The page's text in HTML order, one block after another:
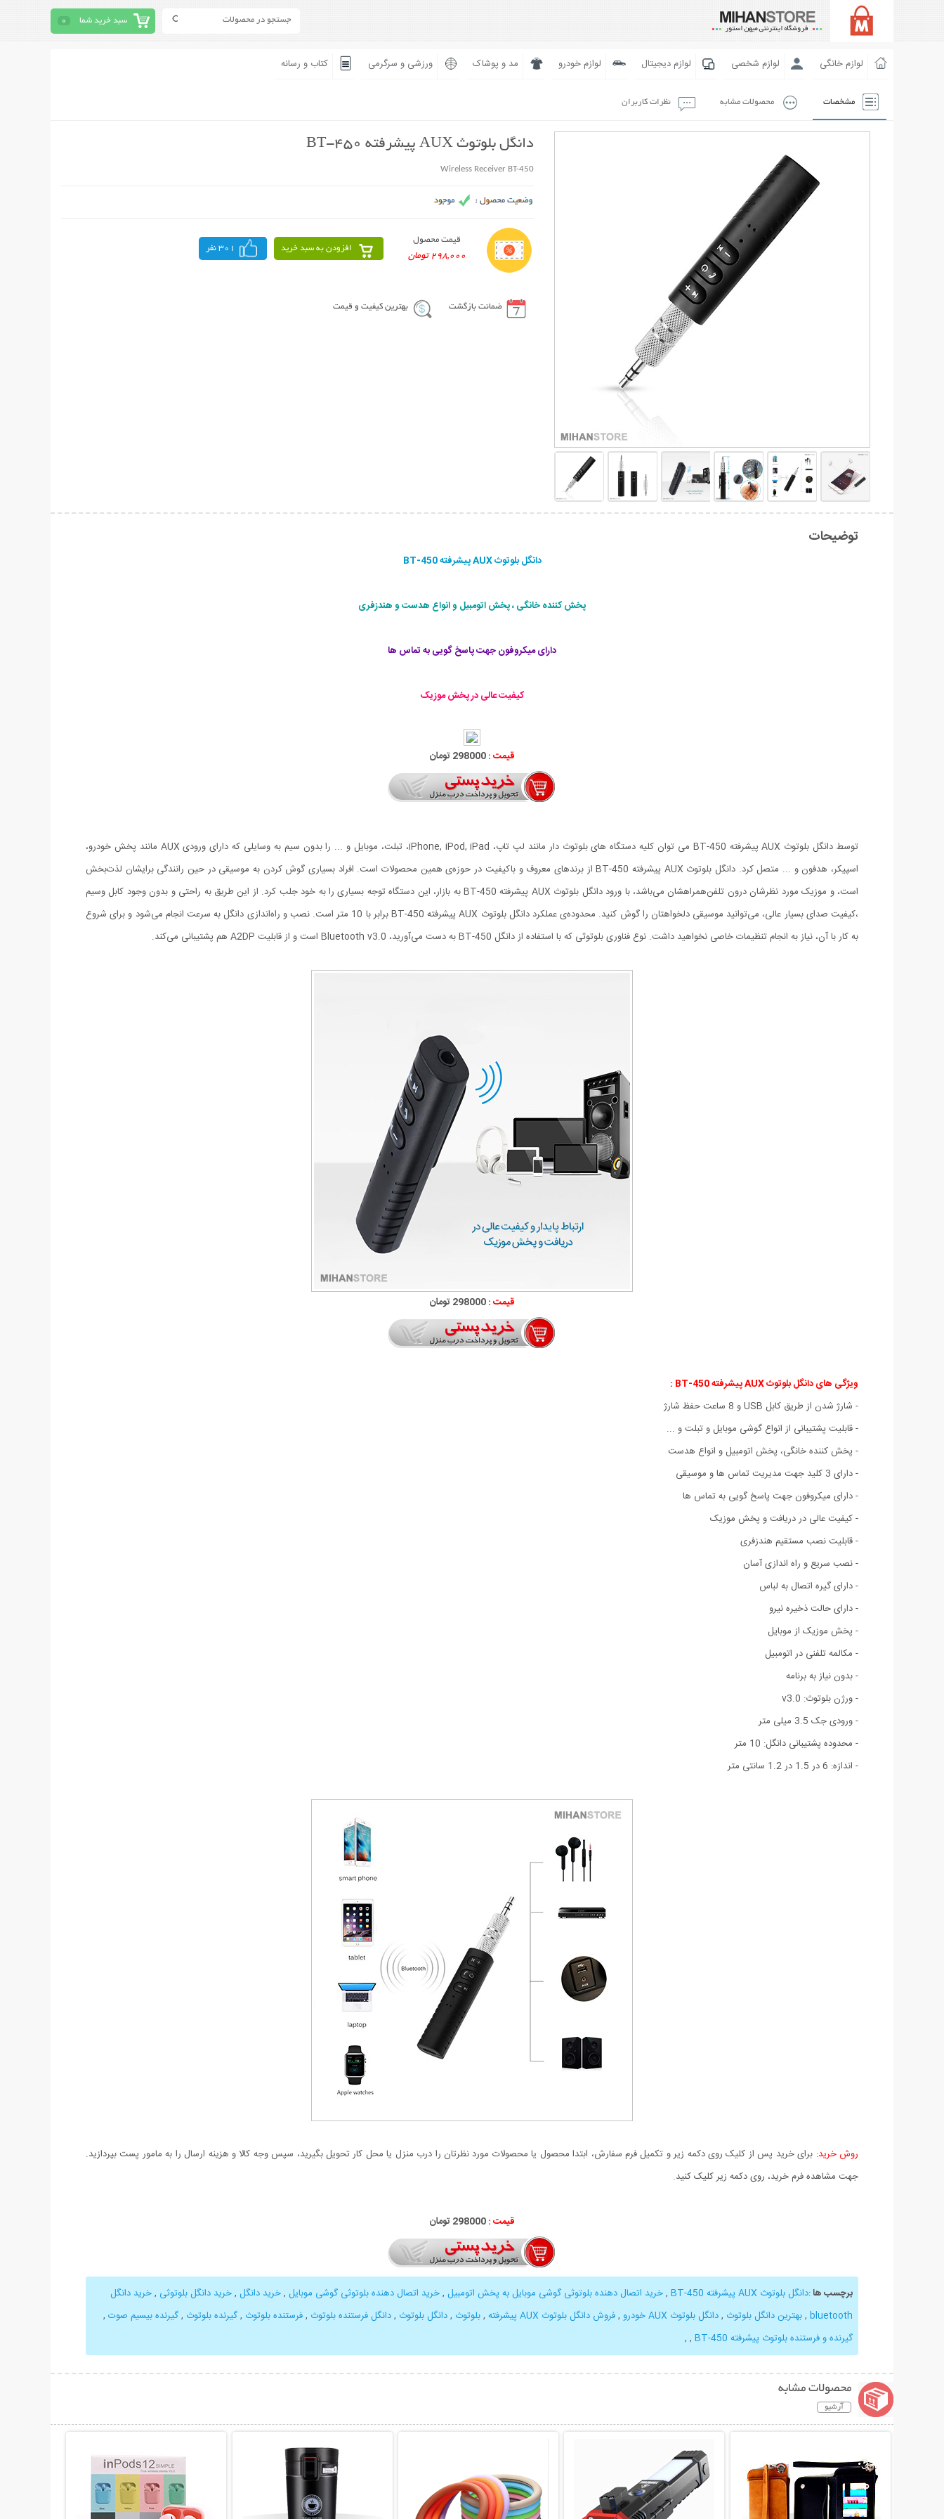
سبد خرید شما 0
لوازم خانگی لوازم شخصی لوازم دیجیتال لوازم خودرو مد و پوشاک ورزشی و سرگرمی کتاب و رسانه
مشخصات محصولات مشابه نظرات کاربران
دانگل بلوتوث AUX پیشرفته BT-450
Wireless Receiver BT-450
قیمت محصول
298,000 تومان
افزودن به سبد خرید 301 نفر
ضمانت بازگشت بهترین کیفیت و قیمت
توضیحات
دانگل بلوتوث AUX پیشرفته BT-450
پخش کننده خانگی ، پخش اتومبيل و انواع هدست و هندزفری
دارای میکروفون جهت پاسخ گویی به تماس ها
کیفیت عالی در پخش موزیک
قیمت :298000 تومان
توسط دانگل بلوتوث AUX پیشرفته BT-450 می توان کلیه دستگاه های بلوتوث دار مانند لپ تاپ، iPhone, iPod, iPad، تبلت، موبایل و ... را بدون سیم به وسایلی که دارای ورودی AUX مانند پخش خودرو،
اسپیکر، هدفون و ... متصل کرد. دانگل بلوتوث AUX پیشرفته BT-450 از برندهای معروف و باکیفیت در حوزه‌ی همین محصولات است. افراد بسیاری گوش کردن به موسیقی در حین رانندگی برایشان لذت‌بخش
است، و موزیک مورد نظرشان درون تلفن‌همراهشان می‌باشد، با ورود دانگل بلوتوث AUX پیشرفته BT-450 به بازار، این دستگاه توجه بسیاری را به خود جلب کرد. از این طریق به راحتی و بدون وجود کابل وسیم
،کیفیت صدای بسیار عالی، می‌توانید موسیقی دلخواهتان را گوش کنید. محدوده‌ی عملکرد دانگل بلوتوث AUX پیشرفته BT-450 برابر با 10 متر است. نصب و راه‌اندازی دانگل به سرعت انجام می‌شود و برای شروع
به کار با آن، نیاز به انجام تنظیمات خاصی نخواهید داشت. نوع فناوری بلوتوثی که با استفاده از دانگل BT-450 به دست می‌آورید، Bluetooth v3.0 است و از قابلیت A2DP هم پشتیبانی می‌کند.
قیمت :298000 تومان
ویژگی های دانگل بلوتوث AUX پیشرفته BT-450 :
- شارژ شدن از طریق کابل USB و 8 ساعت حفظ شارژ
- قابلیت پشتیبانی از انواع گوشی موبایل و تبلت و ...
- پخش کننده خانگی، پخش اتومبيل و انواع هدست
- دارای 3 کلید جهت مدیریت تماس ها و موسیقی
- دارای میکروفون جهت پاسخ گویی به تماس ها
- کیفیت عالی در دریافت و پخش موزیک
- قابلیت نصب مستقیم هندزفری
- نصب سریع و راه اندازی آسان
- دارای گیره اتصال به لباس
- دارای حالت ذخیره نیرو
- پخش موزيک از موبايل
- مکالمه تلفنی در اتومبیل
- بدون نیاز به برنامه
- ورژن بلوتوث: v3.0
- ورودی جک 3.5 میلی متر
- محدوده پشتیبانی دانگل: 10 متر
- اندازه: 6 در 1.5 در 1.2 سانتی متر
روش خرید: برای خرید پس از کلیک روی دکمه زیر و تکمیل فرم سفارش، ابتدا محصول یا محصولات مورد نظرتان را درب منزل یا محل کار تحویل بگیرید، سپس وجه کالا و هزینه ارسال را به مامور پست بپردازید.
جهت مشاهده فرم خرید، روی دکمه زیر کلیک کنید.
قیمت :298000 تومان
برچسب ها:دانگل بلوتوث AUX پیشرفته BT-450 ,خرید اتصال دهنده بلوتوثی گوشی موبایل به پخش اتومبیل ,خرید اتصال دهنده بلوتوثی گوشی موبایل ,خرید دانگل ,خرید دانگل بلوتوثی ,خرید دانگل
bluetooth
,بهترین دانگل بلوتوث ,دانگل بلوتوث AUX خودرو ,فروش دانگل بلوتوث AUX پیشرفته ,بلوتوث ,دانگل بلوتوث ,دانگل فرستنده بلوتوث ,فرستنده بلوتوث ,گیرنده بلوتوث ,گیرنده بیسیم صوت ,
گیرنده و فرستنده بلوتوث پیشرفته BT-450
,
,
محصولات مشابه
آرشیو
نمایش توضیحات بیشتر